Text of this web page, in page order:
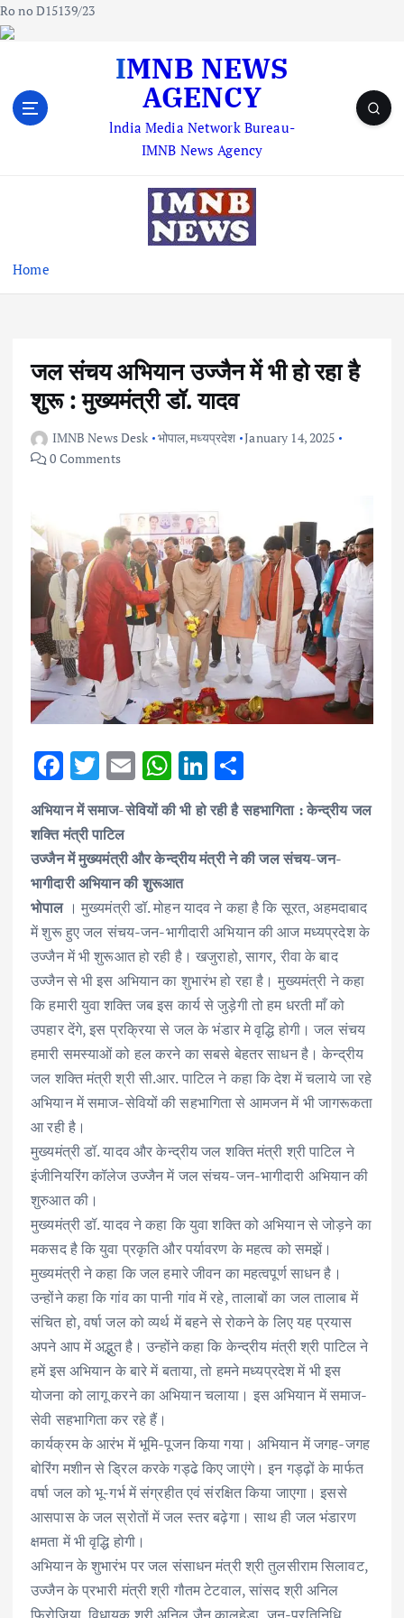
Ro no D15139/23
IMNB NEWS
AGENCY
lndia Media Network Bureau-
IMNB News Agency
Home
जल संचय अभियान उज्जैन में भी हो रहा है
शुरू : मुख्यमंत्री डॉ. यादव
IMNB News Desk भोपाल,मध्यप्रदेश January 14, 2025
0 Comments
F
ac
e
b
o
o
k
T
it
te
r
E
m
ai
l
W
h
at
s
A
p
p
Li
n
k
e
n
ar
e
अभियान में समाज-सेवियों की भी हो रही है सहभागिता : केन्द्रीय जल
शक्ति मंत्री पाटिल
उज्जैन में मुख्यमंत्री और केन्द्रीय मंत्री ने की जल संचय-जन-
भागीदारी अभियान की शुरूआत
भोपाल। मुख्यमंत्री डॉ. मोहन यादव ने कहा है कि सूरत, अहमदाबाद
में शुरू हुए जल संचय-जन-भागीदारी अभियान की आज मध्यप्रदेश के
उज्जैन में भी शुरूआत हो रही है। खजुराहो, सागर, रीवा के बाद
उज्जैन से भी इस अभियान का शुभारंभ हो रहा है। मुख्यमंत्री ने कहा
कि हमारी युवा शक्ति जब इस कार्य से जुड़ेगी तो हम धरती माँ को
उपहार देंगे, इस प्रक्रिया से जल के भंडार मे वृद्धि होगी। जल संचय
हमारी समस्याओं को हल करने का सबसे बेहतर साधन है। केन्द्रीय
जल शक्ति मंत्री श्री सी.आर. पाटिल ने कहा कि देश में चलाये जा रहे
अभियान में समाज-सेवियों की सहभागिता से आमजन में भी जागरूकता
आ रही है।
मुख्यमंत्री डॉ. यादव और केन्द्रीय जल शक्ति मंत्री श्री पाटिल ने
इंजीनियरिंग कॉलेज उज्जैन में जल संचय-जन-भागीदारी अभियान की
शुरुआत की।
मुख्यमंत्री डॉ. यादव ने कहा कि युवा शक्ति को अभियान से जोड़ने का
मकसद है कि युवा प्रकृति और पर्यावरण के महत्व को समझें।
मुख्यमंत्री ने कहा कि जल हमारे जीवन का महत्वपूर्ण साधन है।
उन्होंने कहा कि गांव का पानी गांव में रहे, तालाबों का जल तालाब में
संचित हो, वर्षा जल को व्यर्थ में बहने से रोकने के लिए यह प्रयास
अपने आप में अद्भुत है। उन्होंने कहा कि केन्द्रीय मंत्री श्री पाटिल ने
हमें इस अभियान के बारे में बताया, तो हमने मध्यप्रदेश में भी इस
योजना को लागू करने का अभियान चलाया। इस अभियान में समाज-
सेवी सहभागिता कर रहे हैं।
कार्यक्रम के आरंभ में भूमि-पूजन किया गया। अभियान में जगह-जगह
बोरिंग मशीन से ड्रिल करके गड्ढे किए जाएंगे। इन गड्ढ़ों के मार्फत
वर्षा जल को भू-गर्भ में संग्रहीत एवं संरक्षित किया जाएगा। इससे
आसपास के जल स्रोतों में जल स्तर बढ़ेगा। साथ ही जल भंडारण
क्षमता में भी वृद्धि होगी।
अभियान के शुभारंभ पर जल संसाधन मंत्री श्री तुलसीराम सिलावट,
उज्जैन के प्रभारी मंत्री श्री गौतम टेटवाल, सांसद श्री अनिल